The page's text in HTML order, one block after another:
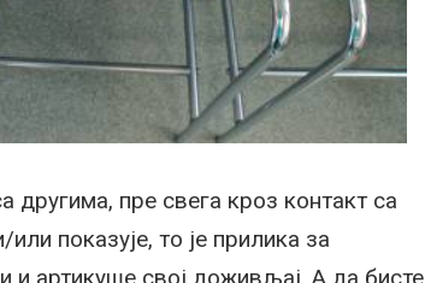
другима, пре свега кроз контакт са
показује, то је прилика за